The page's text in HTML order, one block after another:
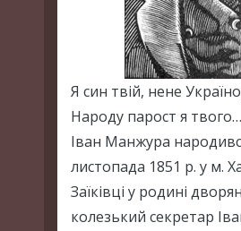
Я син твій, нене
Народу парост я твого…
Іван Манжура
листопада 1851 р. у м.
Заїківці у родині
колезький секретар